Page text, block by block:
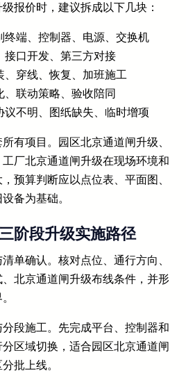
报价时，建议拆成以下几块：
终端、控制器、电源、交换机
接口开发、第三方对接
、穿线、恢复、加班施工
联动策略、验收陪同
议不明、图纸缺失、临时增项
有项目。园区北京通道闸升级、
厂北京通道闸升级在现场环境和
预算判断应以点位表、平面图、
备为基础。
阶段升级实施路径
单确认。核对点位、通行方向、
、北京通道闸升级布线条件，并形
段施工。先完成平台、控制器和
区域切换，适合园区北京通道闸
批上线。